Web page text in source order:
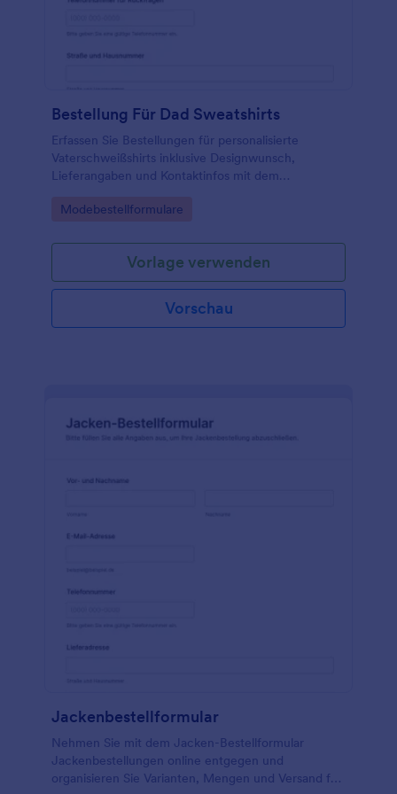
Bestellung Für Dad Sweatshirts
Erfassen Sie Bestellungen für personalisierte
Vaterschweißshirts inklusive Designwunsch,
Lieferangaben und Kontaktinfos mit dem
Shops, Druckereien und Vereine.
Go to Category:
Modebestellformulare
Vorlage verwenden
Vorschau
Jackenbestellformular
Nehmen Sie mit dem Jacken-Bestellformular
Jackenbestellungen online entgegen und
organisieren Sie Varianten, Mengen und Versand für